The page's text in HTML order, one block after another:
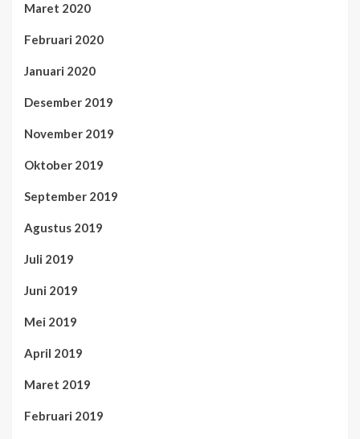
Maret 2020
Februari 2020
Januari 2020
Desember 2019
November 2019
Oktober 2019
September 2019
Agustus 2019
Juli 2019
Juni 2019
Mei 2019
April 2019
Maret 2019
Februari 2019